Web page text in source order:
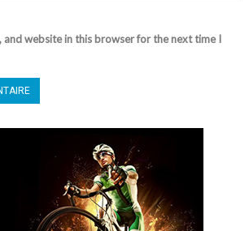
and website in this browser for the next time I